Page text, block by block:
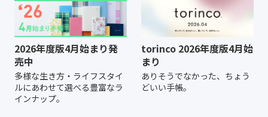
2026年度版4月始まり発
売中
多様な生き方・ライフスタイ
ルにあわせて選べる豊富なラ
インナップ。
torinco 2026年度版4月始
まり
ありそうでなかった、ちょう
どいい手帳。